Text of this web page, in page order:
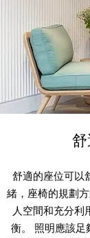
舒適的座位可以
緒，座椅的規劃
人空間和充分利
衡。 照明應該足